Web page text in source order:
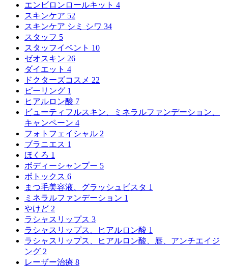
エンビロンロールキット 4
スキンケア 52
スキンケア シミ シワ 34
スタッフ 5
スタッフイベント 10
ゼオスキン 26
ダイエット 4
ドクターズコスメ 22
ピーリング 1
ヒアルロン酸 7
ビューティフルスキン、ミネラルファンデーション、
キャンペーン 4
フォトフェイシャル 2
ブラニエス 1
ほくろ 1
ボディーシャンプー 5
ボトックス 6
まつ毛美容液、グラッシュビスタ 1
ミネラルファンデーション 1
やけど 2
ラシャスリップス 3
ラシャスリップス、ヒアルロン酸 1
ラシャスリップス、ヒアルロン酸、唇、アンチエイジ
ング 2
レーザー治療 8